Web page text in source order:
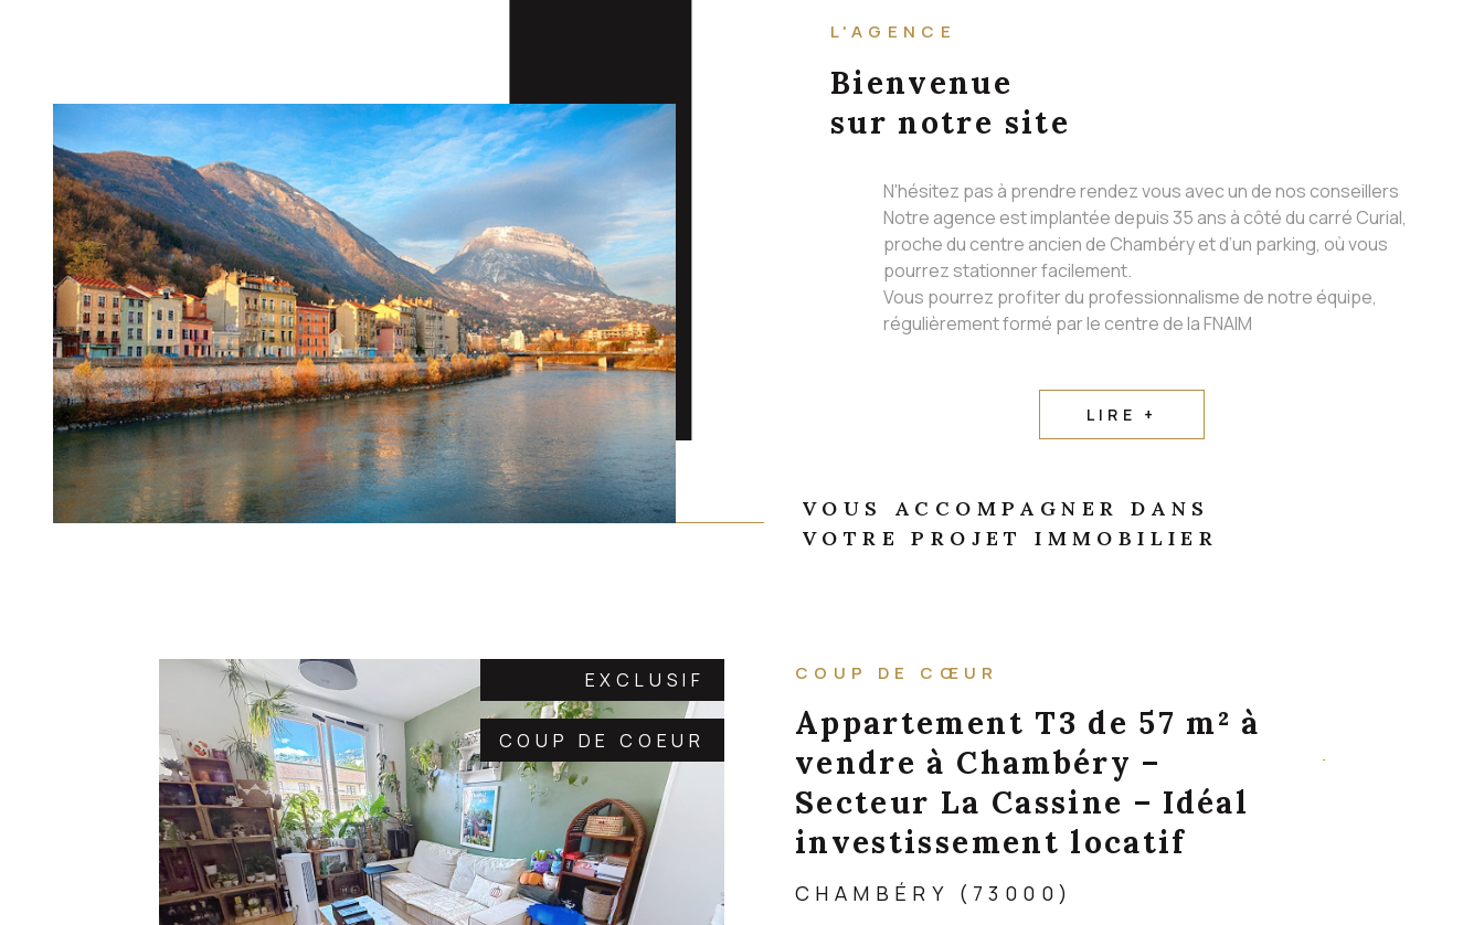
L'AGENCE
Bienvenue
sur notre site
N'hésitez pas à prendre rendez vous avec un de nos conseillers
Notre agence est implantée depuis 35 ans à côté du carré Curial,
proche du centre ancien de Chambéry et d’un parking, où vous
pourrez stationner facilement.
Vous pourrez profiter du professionnalisme de notre équipe,
régulièrement formé par le centre de la FNAIM
LIRE +
VOUS ACCOMPAGNER DANS
VOTRE PROJET IMMOBILIER
EXCLUSIF
COUP DE COEUR
COUP DE CŒUR
Appartement T3 de 57 m² à
vendre à Chambéry –
Secteur La Cassine – Idéal
investissement locatif
CHAMBÉRY (73000)